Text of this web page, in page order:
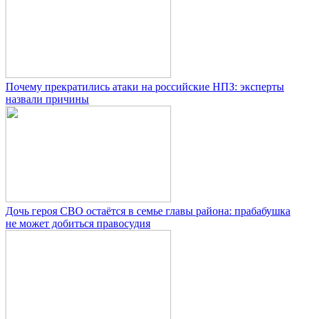
Почему прекратились атаки на российские НПЗ: эксперты
назвали причины
Дочь героя СВО остаётся в семье главы района: прабабушка
не может добиться правосудия